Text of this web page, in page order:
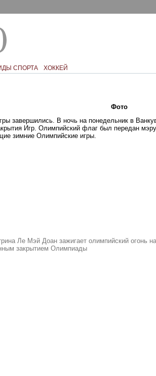
СПОРТА ХОККЕЙ
Фото
завершились. В ночь на понедельник в
Игр. Олимпийский флаг был передан
зимние Олимпийские игры.
Ле Мэй Доан зажигает олимпийский огонь
закрытием Олимпиады